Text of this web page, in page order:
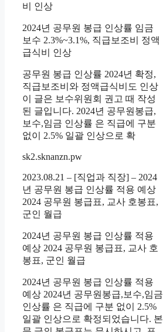
비 인상
2024년 공무원 봉급 인상률 임금
보수 2.3%~3.1%, 직급보조비 정액
급식비 인상
공무원 봉급 인상률 2024년 확정,
직급보조비와 정액급식비도 인상
이 글은 보수위원회 권고 때 작성
된 글입니다. 2024년 공무원봉급,
보수,임금 인상률 은 직급에 구분
없이 2.5% 일괄 인상으로 확
sk2.sknanzn.pw
2023.08.21 – [직업과 직장] – 2024
년 공무원 봉급 인상률 적용 예상
2024 공무원 봉급표, 교사 호봉표,
군인 월급
2024년 공무원 봉급 인상률 적용
예상 2024 공무원 봉급표, 교사 호
봉표, 군인 월급
2024년 공무원 봉급 인상률 적용
예상 2024년 공무원봉급,보수,임금
인상률 은 직급에 구분 없이 2.5%
일괄 인상으로 확정되었습니다. 본